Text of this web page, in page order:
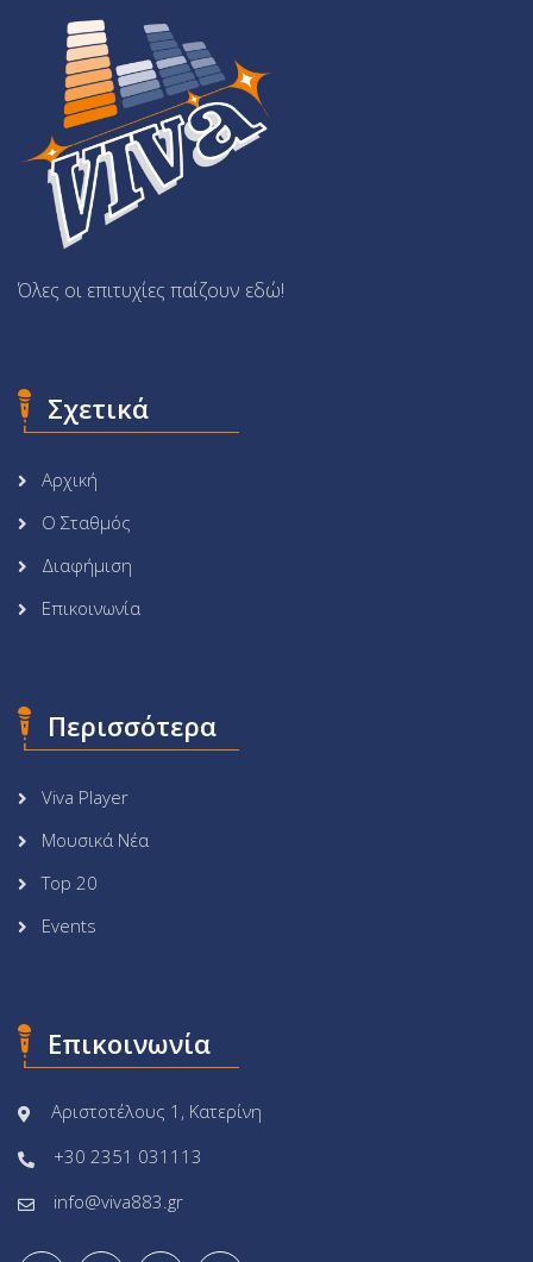
Όλες οι επιτυχίες παίζουν εδώ!
Σχετικά
Αρχική
Ο Σταθμός
Διαφήμιση
Επικοινωνία
Περισσότερα
Viva Player
Μουσικά Νέα
Top 20
Events
Επικοινωνία
Αριστοτέλους 1, Κατερίνη
+30 2351 031113
info@viva883.gr